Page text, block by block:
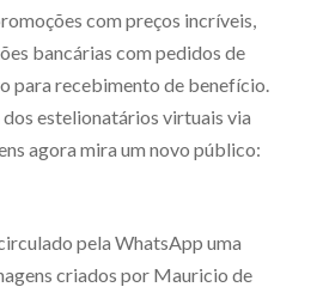
com preços incríveis,
bancárias com pedidos de
para recebimento de benefício.
estelionatários virtuais via
agora mira um novo público:
pela WhatsApp uma
criados por Mauricio de